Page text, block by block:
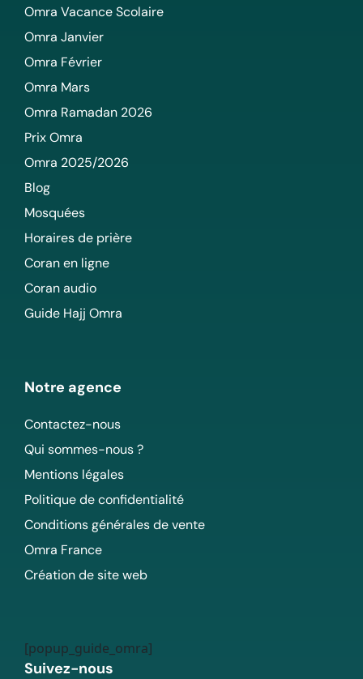
Omra Vacance Scolaire
Omra Janvier
Omra Février
Omra Mars
Omra Ramadan 2026
Prix Omra
Omra 2025/2026
Blog
Mosquées
Horaires de prière
Coran en ligne
Coran audio
Guide Hajj Omra
Notre agence
Contactez-nous
Qui sommes-nous ?
Mentions légales
Politique de confidentialité
Conditions générales de vente
Omra France
Création de site web
[popup_guide_omra]
Suivez-nous